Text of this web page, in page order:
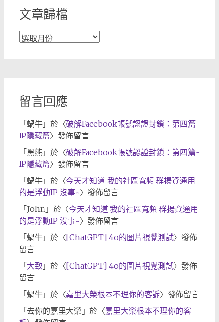
文章歸檔
文
留言回應
「蝸牛」於〈破解Facebook帳號認證封鎖：第四篇-
IP隱藏篇〉發佈留言
「黑熊 」於〈破解Facebook帳號認證封鎖：第四篇-
IP隱藏篇〉發佈留言
「蝸牛」於〈今天才知道 我的社區寬頻 群揚資通用
的是浮動IP 沒事~〉發佈留言
「John 」於〈今天才知道 我的社區寬頻 群揚資通用
的是浮動IP 沒事~〉發佈留言
「蝸牛」於〈[ChatGPT] 4o的圖片視覺測試〉發佈
留言
「大致 」於〈[ChatGPT] 4o的圖片視覺測試〉發佈
留言
「蝸牛」於〈嘉里大榮根本不理你的客訴〉發佈留言
「去你的嘉里大榮 」於〈嘉里大榮根本不理你的客